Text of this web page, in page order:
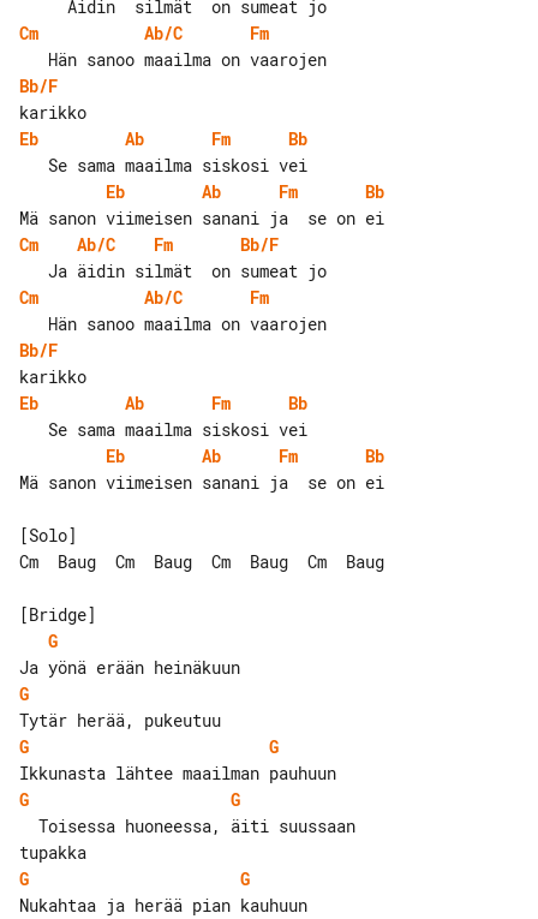
Cm
Ab/C
Fm
Bb/F
Eb
Ab Fm
Bb
Eb
Ab Fm
Bb
Cm
Ab/C Fm
Bb/F
Cm
Ab/C
Fm
Bb/F
Eb
Ab Fm
Bb
Eb
Ab Fm
Bb
Mä sanon viimeisen sanani ja  se on ei
[Solo]
Cm  Baug  Cm  Baug  Cm  Baug  Cm  Baug
G
G
G
G
G
G
G
G